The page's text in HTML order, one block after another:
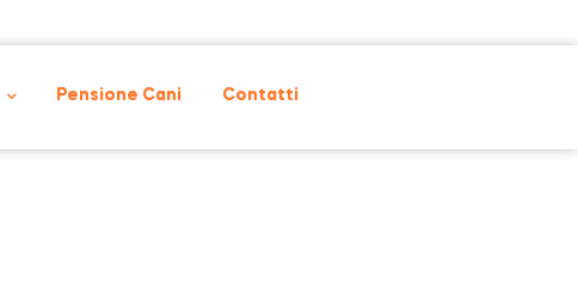
Pensione Cani Contatti